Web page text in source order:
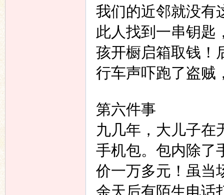
我们的近邻就没有
此人找到一串钥匙
孩开橱启箱取钱！
行车声吓跑了盗
第六件事
九几年，大儿子在
手机包。包内除了
价一万多元！虽当
余天后有陌生电话